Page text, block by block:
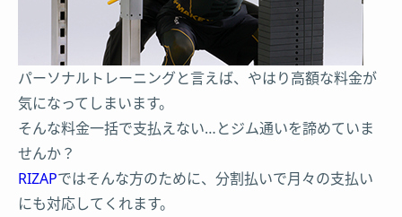
パーソナルトレーニングと言えば、やはり高額な料金が
気になってしまいます。
そんな料金一括で支払えない…とジム通いを諦めていま
せんか？
RIZAPではそんな方のために、分割払いで月々の支払い
にも対応してくれます。